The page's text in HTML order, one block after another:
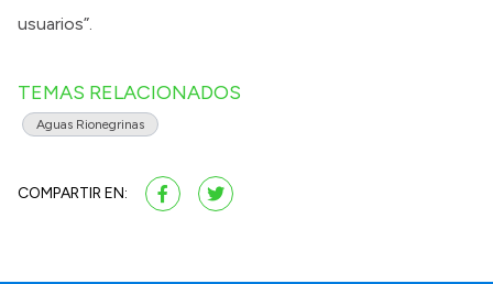
usuarios”.
TEMAS RELACIONADOS
Aguas Rionegrinas
COMPARTIR EN: